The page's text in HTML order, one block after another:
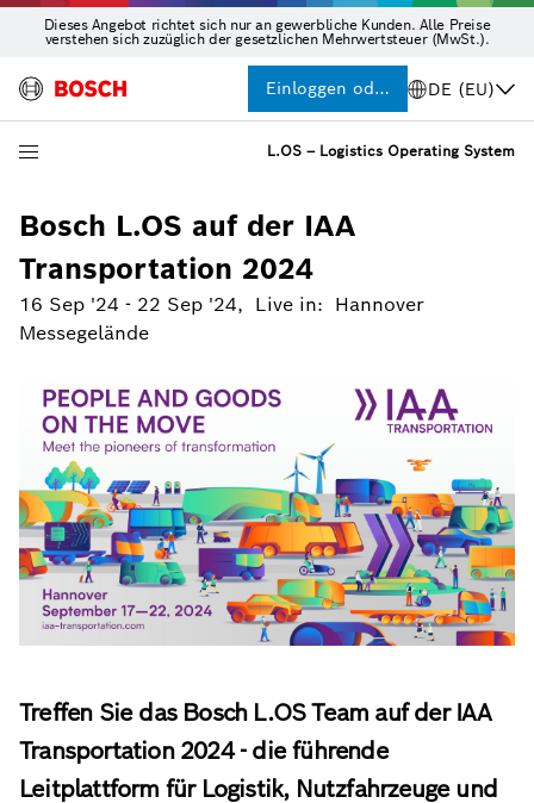
Dieses Angebot richtet sich nur an gewerbliche Kunden. Alle Preise
verstehen sich zuzüglich der gesetzlichen Mehrwertsteuer (MwSt.).
Einloggen oder Registrieren
DE (EU)
L.OS – Logistics Operating System
Bosch L.OS auf der IAA
Transportation 2024
16 Sep '24 - 22 Sep '24, Live in: Hannover
Messegelände
Treffen Sie das Bosch L.OS Team auf der IAA
Transportation 2024 - die führende
Leitplattform für Logistik, Nutzfahrzeuge und